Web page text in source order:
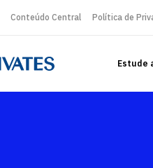
Conteúdo Central Política de
Estude